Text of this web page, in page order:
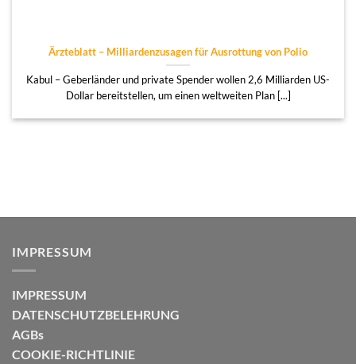
Ärzteblatt – Milliardenzusagen für Ausrottung von Polio
Kabul – Geberländer und private Spender wollen 2,6 Milliarden US-
Dollar bereitstellen, um einen weltweiten Plan [...]
IMPRESSUM
IMPRESSUM
DATENSCHUTZBELEHRUNG
AGBs
COOKIE-RICHTLINIE